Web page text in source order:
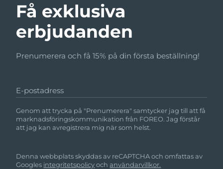
Få exklusiva
erbjudanden
Prenumerera och få 15% på din första beställning!
E-postadress
Genom att trycka på "Prenumerera" samtycker jag till att få
marknadsföringskommunikation från FOREO. Jag förstår
att jag kan avregistrera mig när som helst.
Denna webbplats skyddas av reCAPTCHA och omfattas av
Googles integritetspolicyochanvändarvillkor.